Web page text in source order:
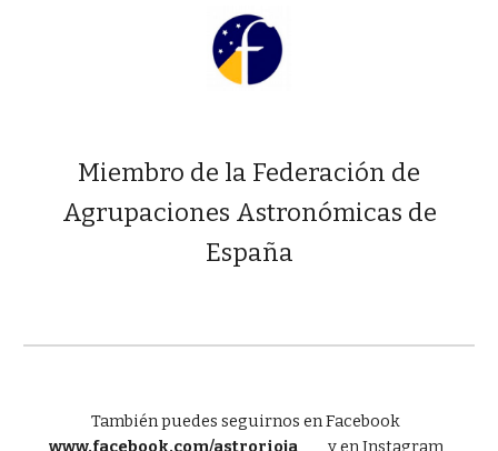
Miembro de la Federación de
Agrupaciones Astronómicas de
España
También puedes seguirnos en Facebook
www.facebook.com/astrorioja
yen Instagram